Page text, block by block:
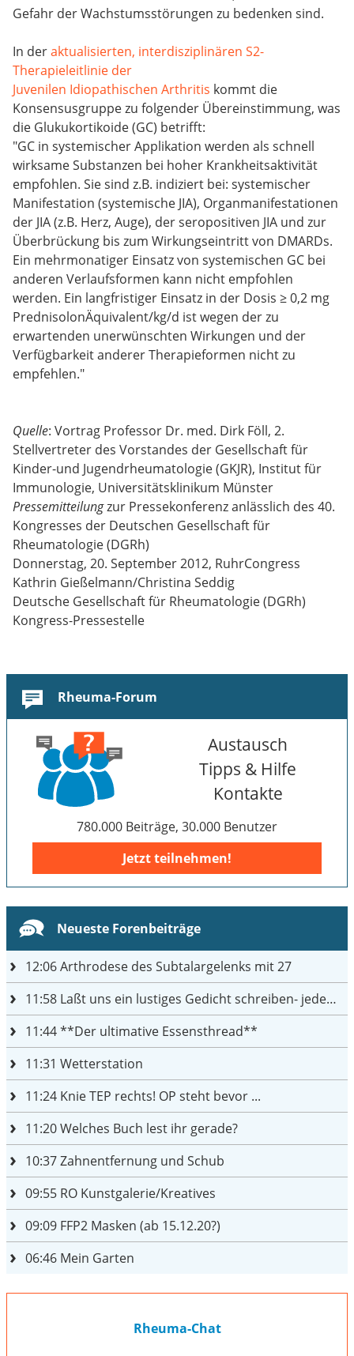
Gefahr der Wachstumsstörungen zu bedenken sind.
In deraktualisierten, interdisziplinären S2-
Therapieleitlinie der
Juvenilen Idiopathischen Arthritis kommt die
Konsensusgruppe zu folgender Übereinstimmung, was
die Glukukortikoide (GC) betrifft:
"GC in systemischer Applikation werden als schnell
wirksame Substanzen bei hoher Krankheitsaktivität
empfohlen. Sie sind z.B. indiziert bei: systemischer
Manifestation (systemische JIA), Organmanifestationen
der JIA (z.B. Herz, Auge), der seropositiven JIA und zur
Überbrückung bis zum Wirkungseintritt von DMARDs.
Ein mehrmonatiger Einsatz von systemischen GC bei
anderen Verlaufsformen kann nicht empfohlen
werden. Ein langfristiger Einsatz in der Dosis ≥ 0,2 mg
PrednisolonÄquivalent/kg/d ist wegen der zu
erwartenden unerwünschten Wirkungen und der
Verfügbarkeit anderer Therapieformen nicht zu
empfehlen."
Quelle: Vortrag Professor Dr. med. Dirk Föll, 2.
Stellvertreter des Vorstandes der Gesellschaft für
Kinder-und Jugendrheumatologie (GKJR), Institut für
Immunologie, Universitätsklinikum Münster
Pressemitteilungzur Pressekonferenz anlässlich des 40.
Kongresses der Deutschen Gesellschaft für
Rheumatologie (DGRh)
Donnerstag, 20. September 2012, RuhrCongress
Kathrin Gießelmann/Christina Seddig
Deutsche Gesellschaft für Rheumatologie (DGRh)
Kongress-Pressestelle
Rheuma-Forum
Austausch
Tipps & Hilfe
Kontakte
780.000 Beiträge, 30.000 Benutzer
Jetzt teilnehmen!
Neueste Forenbeiträge
12:06Arthrodese des Subtalargelenks mit 27
11:58 Laßt uns ein lustiges Gedicht schreiben- jeder einen Satz
11:44**Der ultimative Essensthread**
11:31 Wetterstation
11:24 Knie TEP rechts! OP steht bevor ...
11:20Welches Buch lest ihr gerade?
10:37Zahnentfernung und Schub
09:55 RO Kunstgalerie/Kreatives
09:09 FFP2 Masken (ab 15.12.20?)
06:46 Mein Garten
Rheuma-Chat